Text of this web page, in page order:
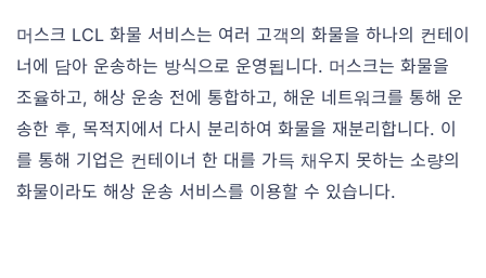
머스크 LCL 화물 서비스는 여러 고객의 화물을 하나의 컨테이
너에 담아 운송하는 방식으로 운영됩니다. 머스크는 화물을
조율하고, 해상 운송 전에 통합하고, 해운 네트워크를 통해 운
송한 후, 목적지에서 다시 분리하여 화물을 재분리합니다. 이
를 통해 기업은 컨테이너 한 대를 가득 채우지 못하는 소량의
화물이라도 해상 운송 서비스를 이용할 수 있습니다.